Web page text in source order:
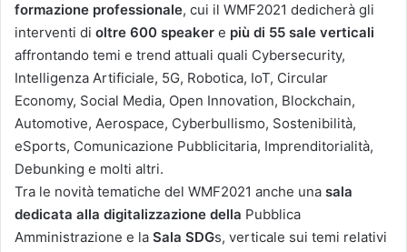
formazione professionale, cui il WMF2021 dedicherà gli
interventi di oltre 600 speaker e più di 55 sale verticali
affrontando temi e trend attuali quali Cybersecurity,
Intelligenza Artificiale, 5G, Robotica, IoT, Circular
Economy, Social Media, Open Innovation, Blockchain,
Automotive, Aerospace, Cyberbullismo, Sostenibilità,
eSports, Comunicazione Pubblicitaria, Imprenditorialità,
Debunking e molti altri.
Tra le novità tematiche del WMF2021 anche una sala
dedicata alla digitalizzazione della Pubblica
Amministrazione e la Sala SDGs, verticale sui temi relativi